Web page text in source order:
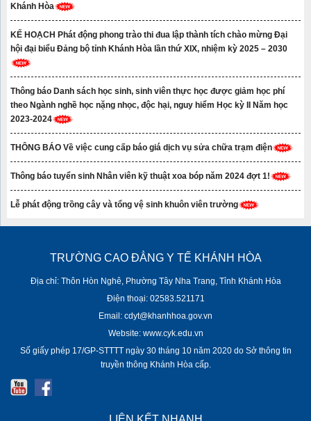
Khánh Hòa
KẾ HOẠCH Phát động phong trào thi đua lập thành tích chào mừng Đại
hội đại biểu Đảng bộ tỉnh Khánh Hòa lần thứ XIX, nhiệm kỳ 2025 – 2030
Thông báo Danh sách học sinh, sinh viên thực học được giảm học phí
theo Ngành nghề học nặng nhọc, độc hại, nguy hiểm Học kỳ II Năm học
2023-2024
THÔNG BÁO Về việc cung cấp báo giá dịch vụ sửa chữa trạm điện
Thông báo tuyển sinh Nhân viên kỹ thuật xoa bóp năm 2024 đợt 1!
Lễ phát động trồng cây và tổng vệ sinh khuôn viên trường
TRƯỜNG CAO ĐẲNG Y TẾ KHÁNH HÒA
Địa chỉ: Thôn Hòn Nghê, Phường Tây Nha Trang, Tỉnh Khánh Hòa
Điện thoại: 02583.521171
Email: cdyt@khanhhoa.gov.vn
Website: www.cyk.edu.vn
Số giấy phép 17/GP-STTTT ngày 30 tháng 10 năm 2020 do Sở thông tin
truyền thông Khánh Hòa cấp.